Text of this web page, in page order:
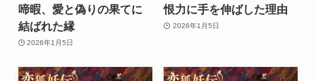
啼暇、愛と偽りの果てに
結ばれた縁
2026年1月5日
恨力に手を伸ばした理由
2026年1月5日